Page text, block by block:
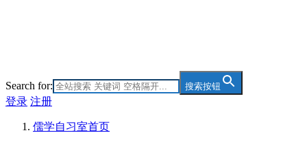
Search for: 搜索按钮
登录 注册
儒学自习室首页